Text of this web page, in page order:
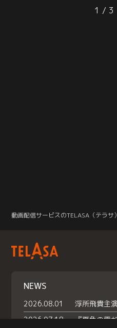
族の支持を得ることができたサリフ
ィ。しかし、その状況にアヌビスは
1
動画配信サービスのTELASA（テラサ）
NEWS
2026.08.01
2026.07.18